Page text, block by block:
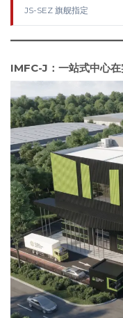
JS-SEZ 旗舰指定
IMFC-J：一站式中心